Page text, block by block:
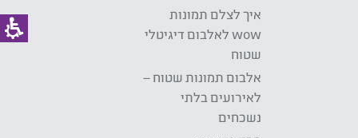
איך לצלם תמונות
wow לאלבום דיגיטלי
שטוח
אלבום תמונות שטוח –
לאירועים בלתי
נשכחים